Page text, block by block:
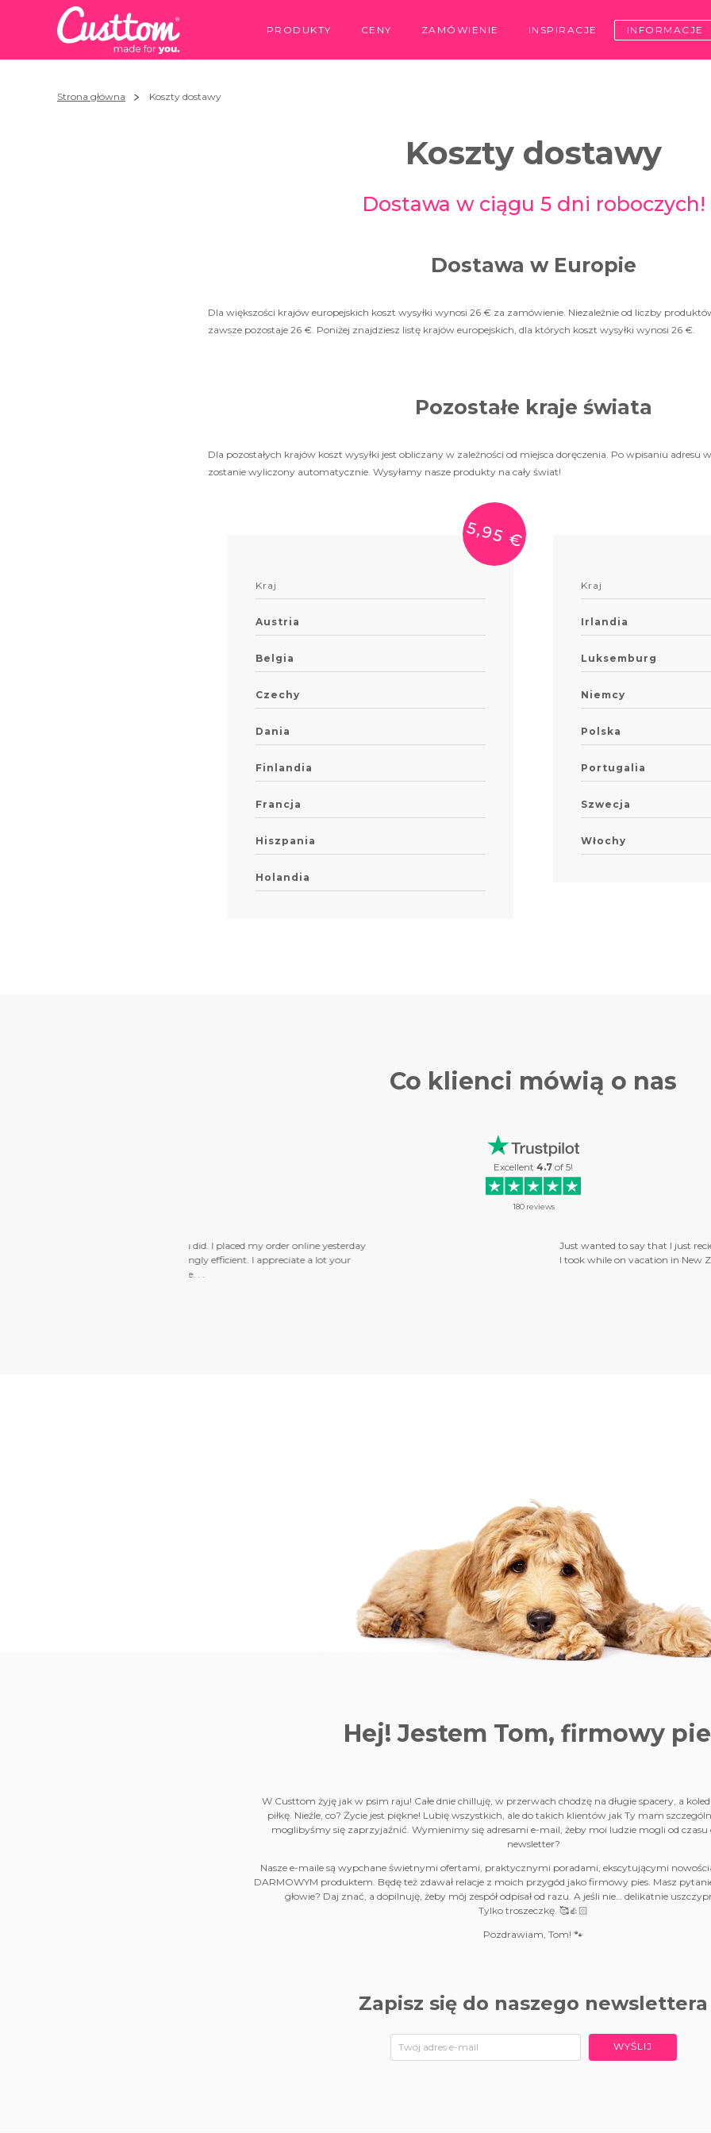
PRODUKTY CENY ZAMÓWIENIE INSPIRACJE INFORMACJE
Strona główna Koszty dostawy
Koszty dostawy
Dostawa w ciągu 5 dni roboczych!
Dostawa w Europie
Dla większości krajów europejskich koszt wysyłki wynosi 26 € za zamówienie. Niezależnie od liczby
zawsze pozostaje 26 €. Poniżej znajdziesz listę krajów europejskich, dla których koszt wysyłki wynosi 26 €.
Pozostałe kraje świata
Dla pozostałych krajów koszt wysyłki jest obliczany w zależności od miejsca doręczenia. Po wpisaniu adresu
zostanie wyliczony automatycznie. Wysyłamy nasze produkty na cały świat!
5,95 €
Kraj
Austria
Belgia
Czechy
Dania
Finlandia
Francja
Hiszpania
Holandia
Kraj
Irlandia
Luksemburg
Niemcy
Polska
Portugalia
Szwecja
Włochy
Co klienci mówią o nas
Excellent 4.7 of 5!
180 reviews
Just wanted to say that I just recieved my first photo on canvas from you guys. . . and I love
I took while on vacation in New Zealand, and I can't wait to get it up on my wall :) So, thank
Hej! Jestem Tom, firmowy
W Custtom żyję jak w psim raju! Całe dnie chilluję, w przerwach chodzę na długie spacery, a
piłkę. Nieźle, co? Życie jest piękne! Lubię wszystkich, ale do takich klientów jak Ty mam
moglibyśmy się zaprzyjaźnić. Wymienimy się adresami e-mail, żeby moi ludzie mogli od czasu
newsletter?
Nasze e-maile są wypchane świetnymi ofertami, praktycznymi poradami, ekscytującymi
DARMOWYM produktem. Będę też zdawał relacje z moich przygód jako firmowy pies. Masz
głowie? Daj znać, a dopilnuję, żeby mój zespół odpisał od razu. A jeśli nie… delikatnie
Tylko troszeczkę. 🥰👍🏻
Pozdrawiam, Tom! 🐾
Zapisz się do naszego newslettera
WYŚLIJ